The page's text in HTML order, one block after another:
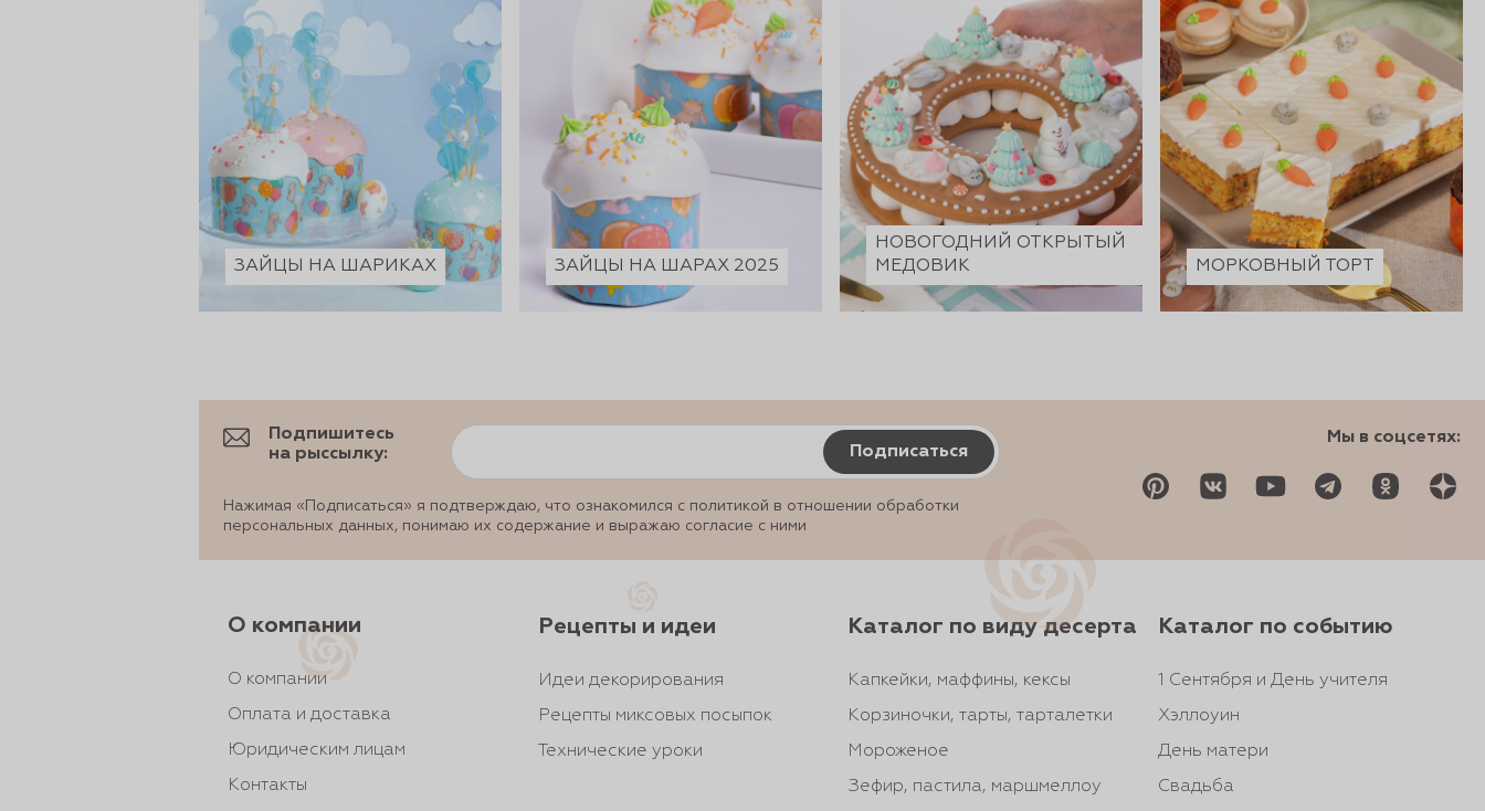
ЗАЙЦЫ НА ШАРИКАХ ЗАЙЦЫ НА ШАРАХ 2025
НОВОГОДНИЙ ОТКРЫТЫЙ
МЕДОВИК
МОРКОВНЫЙ ТОРТ
Подпишитесь
на рыссылку:
Подписаться
Нажимая «Подписаться» я подтверждаю, что ознакомился с политикой в отношении обработки
персональных данных, понимаю их содержание и выражаю согласие с ними
Мы в соцсетях:
О компании
О компании
Оплата и доставка
Юридическим лицам
Контакты
Рецепты и идеи
Идеи декорирования
Рецепты миксовых посыпок
Технические уроки
Каталог по виду десерта
Капкейки, маффины, кексы
Корзиночки, тарты, тарталетки
Мороженое
Зефир, пастила, маршмеллоу
Каталог по событию
1 Сентября и День учителя
Хэллоуин
День матери
Свадьба